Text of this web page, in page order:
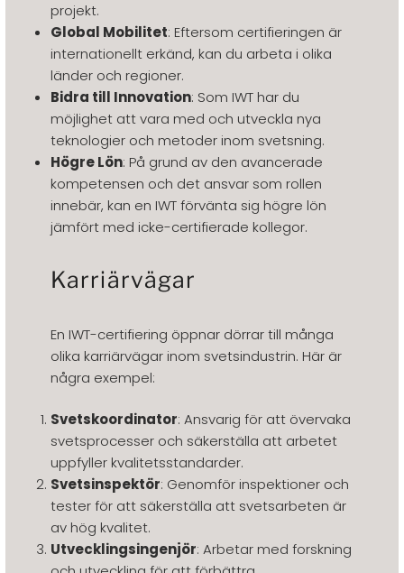
projekt.
Global Mobilitet: Eftersom certifieringen är
internationellt erkänd, kan du arbeta i olika
länder och regioner.
Bidra till Innovation: Som IWT har du
möjlighet att vara med och utveckla nya
teknologier och metoder inom svetsning.
Högre Lön: På grund av den avancerade
kompetensen och det ansvar som rollen
innebär, kan en IWT förvänta sig högre lön
jämfört med icke-certifierade kollegor.
Karriärvägar
En IWT-certifiering öppnar dörrar till många
olika karriärvägar inom svetsindustrin. Här är
några exempel:
Svetskoordinator: Ansvarig för att övervaka
svetsprocesser och säkerställa att arbetet
uppfyller kvalitetsstandarder.
Svetsinspektör: Genomför inspektioner och
tester för att säkerställa att svetsarbeten är
av hög kvalitet.
Utvecklingsingenjör: Arbetar med forskning